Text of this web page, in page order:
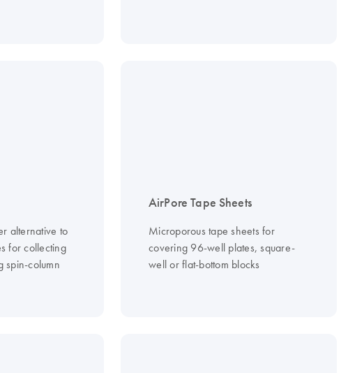
alternative to
for collecting
spin-column
AirPore Tape Sheets
Microporous tape sheets for
covering 96-well plates, square-
well or flat-bottom blocks